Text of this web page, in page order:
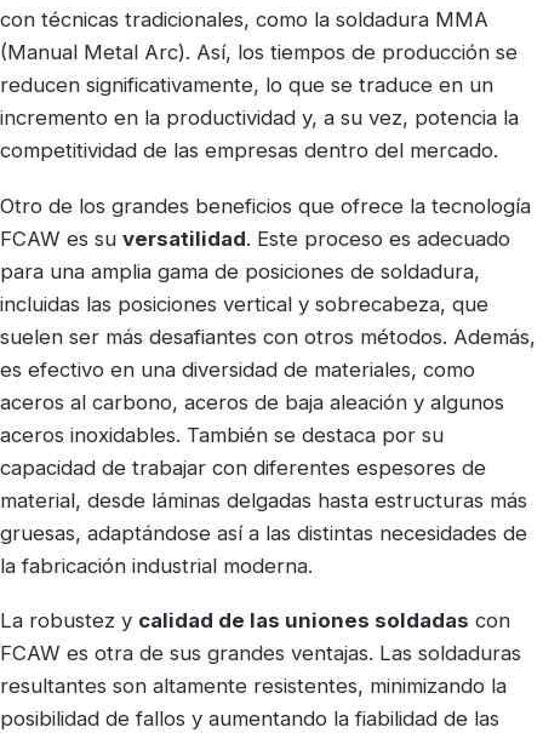
con técnicas tradicionales, como la soldadura MMA
(Manual Metal Arc). Así, los tiempos de producción se
reducen significativamente, lo que se traduce en un
incremento en la productividad y, a su vez, potencia la
competitividad de las empresas dentro del mercado.
Otro de los grandes beneficios que ofrece la tecnología
FCAW es su versatilidad. Este proceso es adecuado
para una amplia gama de posiciones de soldadura,
incluidas las posiciones vertical y sobrecabeza, que
suelen ser más desafiantes con otros métodos. Además,
es efectivo en una diversidad de materiales, como
aceros al carbono, aceros de baja aleación y algunos
aceros inoxidables. También se destaca por su
capacidad de trabajar con diferentes espesores de
material, desde láminas delgadas hasta estructuras más
gruesas, adaptándose así a las distintas necesidades de
la fabricación industrial moderna.
La robustez y calidad de las uniones soldadas con
FCAW es otra de sus grandes ventajas. Las soldaduras
resultantes son altamente resistentes, minimizando la
posibilidad de fallos y aumentando la fiabilidad de las